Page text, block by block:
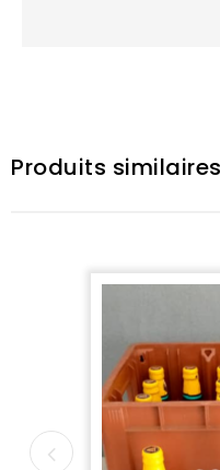
Produits similaires